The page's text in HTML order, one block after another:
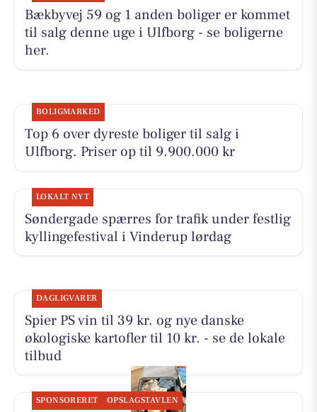
Bækbyvej 59 og 1 anden boliger er kommet
til salg denne uge i Ulfborg - se boligerne
her.
BOLIGMARKED
Top 6 over dyreste boliger til salg i
Ulfborg. Priser op til 9.900.000 kr
LOKALT NYT
Søndergade spærres for trafik under festlig
kyllingefestival i Vinderup lørdag
DAGLIGVARER
Spier PS vin til 39 kr. og nye danske
økologiske kartofler til 10 kr. - se de lokale
tilbud
SPONSORERET OPSLAGSTAVLEN